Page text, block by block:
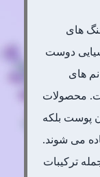
های
دوست
های
محصولات
پوست بلکه
می شوند.
ترکیبات